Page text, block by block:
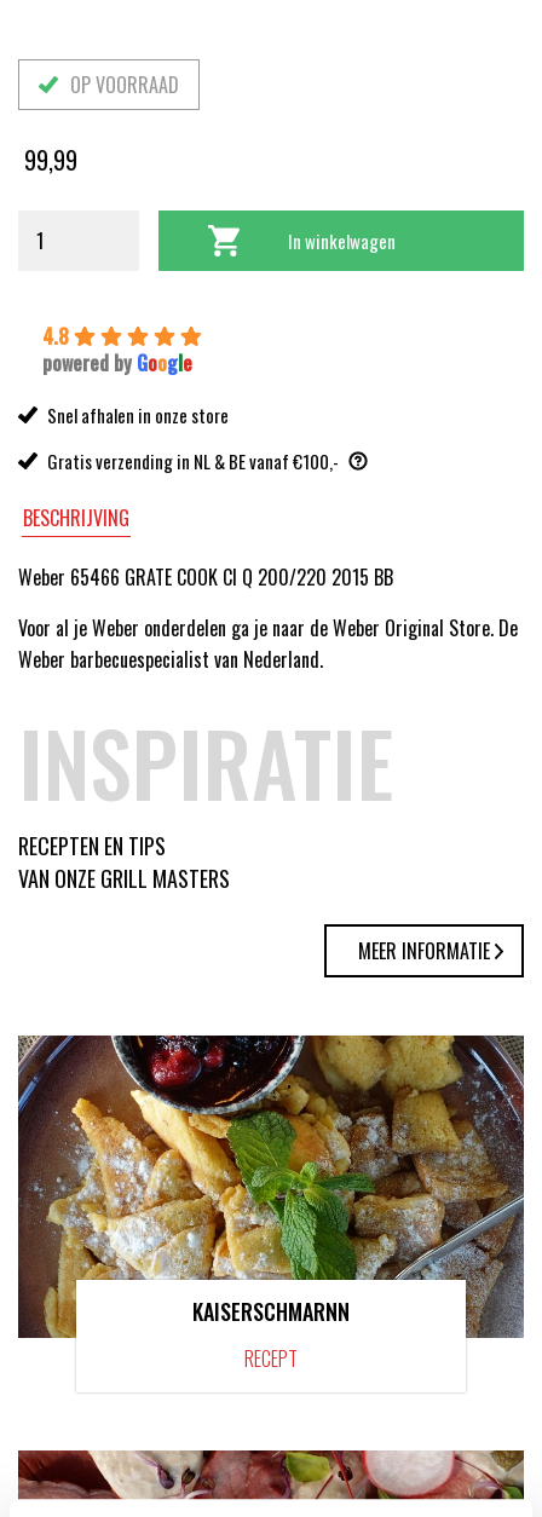
OP VOORRAAD
99,99
In winkelwagen
4.8
powered by Google
Snel afhalen in onze store
Gratis verzending in NL & BE vanaf €100,-
BESCHRIJVING
Weber 65466 GRATE COOK CI Q 200/220 2015 BB
Voor al je Weber onderdelen ga je naar de Weber Original Store. De
Weber barbecuespecialist van Nederland.
INSPIRATIE
RECEPTEN EN TIPS
VAN ONZE GRILL MASTERS
MEER INFORMATIE
KAISERSCHMARNN
RECEPT